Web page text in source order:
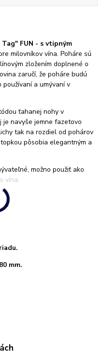
FUN - s vtipným
milovníkov vína. Poháre sú
zložením doplnené o
zaručí, že poháre budú
a umývaní v
ťahanej nohy v
navyše jemne fazetovo
tak na rozdiel od pohárov
pôsobia elegantným a
možno použiť ako
vína:
mm.